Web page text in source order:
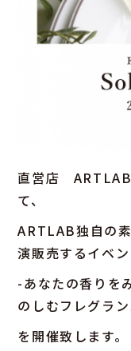
直営店 ARTLAB
て、
ARTLAB独自の
演販売するイベン
-あなたの香りを
のしむフレグラ
を開催致します。